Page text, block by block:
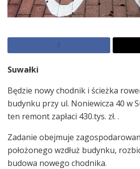
Suwałki
Będzie nowy chodnik i ścieżka
budynku przy ul. Noniewicza 40 w
ten remont zapłaci 430.tys. zł. .
Zadanie obejmuje
położonego wzdłuż budynku,
budowa nowego chodnika.